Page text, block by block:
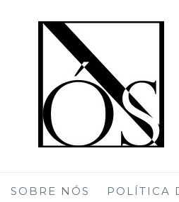
SOBRE NÓS POLÍTICA